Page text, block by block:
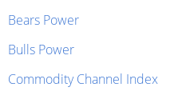
Bears Power
Bulls Power
Commodity Channel Index